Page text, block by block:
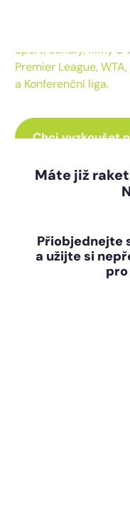
Televize
Sport, seriály, filmy a
Premier League,
a Konferenční liga.
Chci vyzkoušet
Máte již
Přiobjednejte
a užijte si